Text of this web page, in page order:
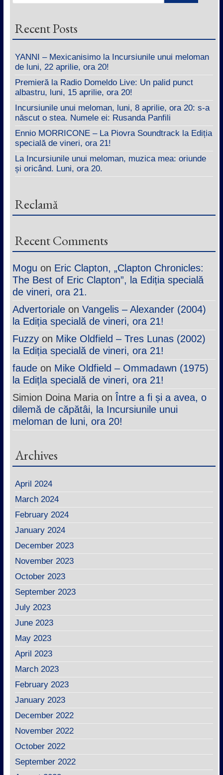
Recent Posts
YANNI – Mexicanisimo la Incursiunile unui meloman
de luni, 22 aprilie, ora 20!
Premieră la Radio Domeldo Live: Un palid punct
albastru, luni, 15 aprilie, ora 20!
Incursiunile unui meloman, luni, 8 aprilie, ora 20: s-a
născut o stea. Numele ei: Rusanda Panfili
Ennio MORRICONE – La Piovra Soundtrack la Ediția
specială de vineri, ora 21!
La Incursiunile unui meloman, muzica mea: oriunde
și oricând. Luni, ora 20.
Reclamă
Recent Comments
Mogu on Eric Clapton, „Clapton Chronicles:
The Best of Eric Clapton”, la Ediția specială
de vineri, ora 21.
Advertorialeon Vangelis – Alexander (2004)
la Ediția specială de vineri, ora 21!
Fuzzyon Mike Oldfield – Tres Lunas (2002)
la Ediția specială de vineri, ora 21!
faudeon Mike Oldfield – Ommadawn (1975)
la Edițla specială de vineri, ora 21!
Simion Doina MariaonÎntre a fi și a avea, o
dilemă de căpătâi, la Incursiunile unui
meloman de luni, ora 20!
Archives
April 2024
March 2024
February 2024
January 2024
December 2023
November 2023
October 2023
September 2023
July 2023
June 2023
May 2023
April 2023
March 2023
February 2023
January 2023
December 2022
November 2022
October 2022
September 2022